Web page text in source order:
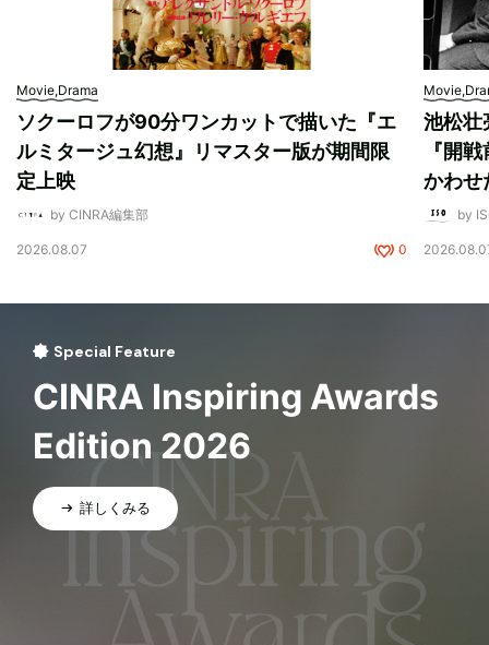
Movie,Drama
ソクーロフが90分ワンカットで描いた『エ
ルミタージュ幻想』リマスター版が期間限
定上映
by CINRA編集部
2026.08.07 0
池松壮
『開
かわせ
by
Special Feature
CINRA Inspiring Awards
Edition 2026
詳しくみる